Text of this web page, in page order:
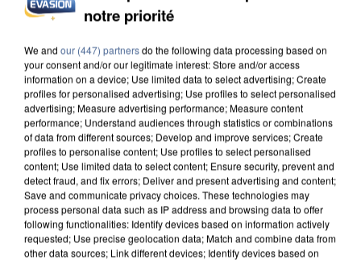
INCENDIES : L’ÎLE-DE-FRANCE LANCE UN ÉLAN
notre priorité
We and our (447) partnersdo the following data processing based on
your consent and/or our legitimate interest: Store and/or access
information on a device; Use limited data to select advertising; Create
profiles for personalised advertising; Use profiles to select personalised
advertising; Measure advertising performance; Measure content
performance; Understand audiences through statistics or combinations
of data from different sources; Develop and improve services; Create
profiles to personalise content; Use profiles to select personalised
content; Use limited data to select content; Ensure security, prevent and
detect fraud, and fix errors; Deliver and present advertising and content;
Save and communicate privacy choices. These technologies may
process personal data such as IP address and browsing data to offer
following functionalities: Identify devices based on information actively
requested; Use precise geolocation data; Match and combine data from
other data sources; Link different devices; Identify devices based on